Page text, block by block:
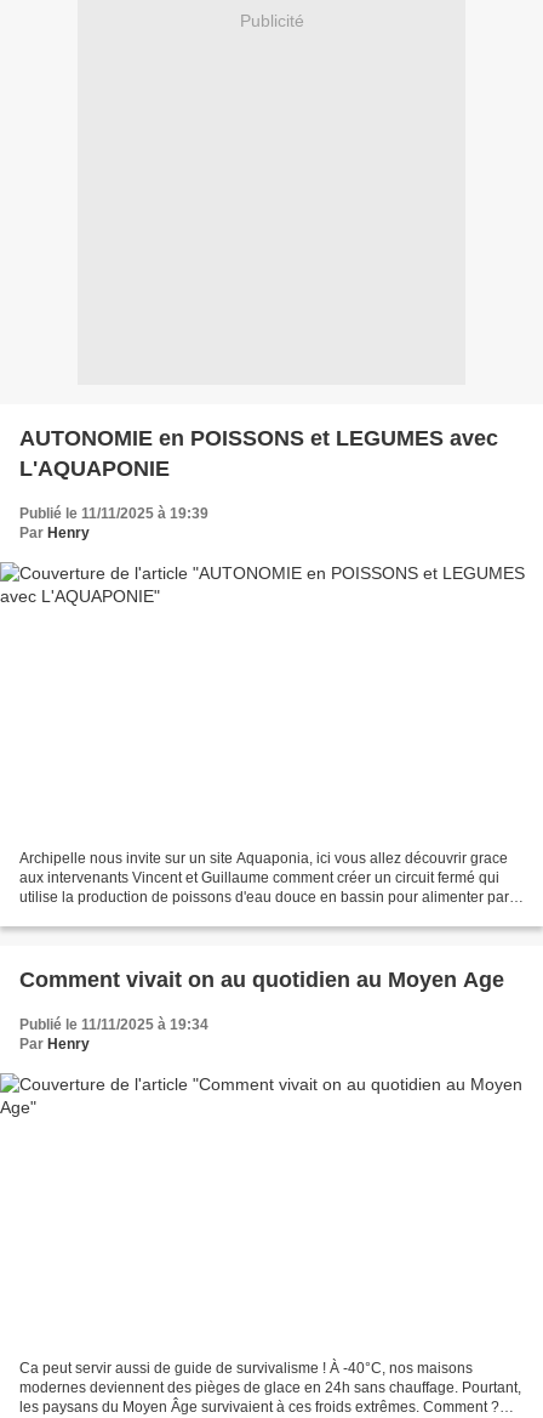
Publicité
AUTONOMIE en POISSONS et LEGUMES avec
L'AQUAPONIE
Publié le 11/11/2025 à 19:39
Par Henry
Archipelle nous invite sur un site Aquaponia, ici vous allez découvrir grace
aux intervenants Vincent et Guillaume comment créer un circuit fermé qui
utilise la production de poissons d'eau douce en bassin pour alimenter par
Comment vivait on au quotidien au Moyen Age
Publié le 11/11/2025 à 19:34
Par Henry
Ca peut servir aussi de guide de survivalisme ! À -40°C, nos maisons
modernes deviennent des pièges de glace en 24h sans chauffage. Pourtant,
les paysans du Moyen Âge survivaient à ces froids extrêmes. Comment ?